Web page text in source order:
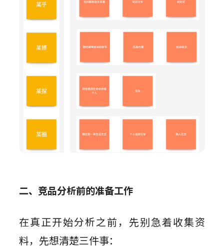
二、竞品分析前的准备工作
在真正开始分析之前，先别急着收集资
料，先想清楚三件事：